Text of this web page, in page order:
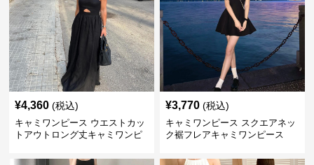
¥4,360 (税込)
キャミワンピース ウエストカッ
トアウトロング丈キャミワンピ
¥3,770 (税込)
キャミワンピース スクエアネッ
ク裾フレアキャミワンピース